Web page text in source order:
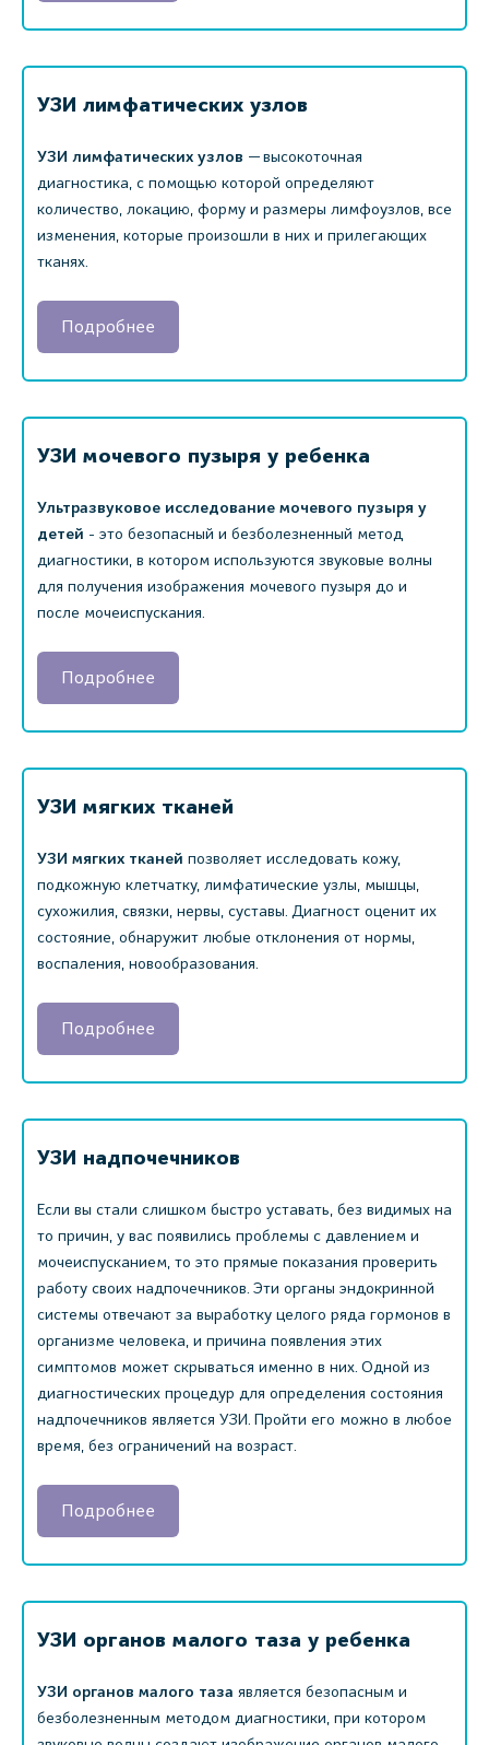
УЗИ лимфатических узлов
УЗИ лимфатических узлов — высокоточная
диагностика, с помощью которой определяют
количество, локацию, форму и размеры лимфоузлов, все
изменения, которые произошли в них и прилегающих
тканях.
Подробнее
УЗИ мочевого пузыря у ребенка
Ультразвуковое исследование мочевого пузыря у
детей - это безопасный и безболезненный метод
диагностики, в котором используются звуковые волны
для получения изображения мочевого пузыря до и
после мочеиспускания.
Подробнее
УЗИ мягких тканей
УЗИ мягких тканей позволяет исследовать кожу,
подкожную клетчатку, лимфатические узлы, мышцы,
сухожилия, связки, нервы, суставы. Диагност оценит их
состояние, обнаружит любые отклонения от нормы,
воспаления, новообразования.
Подробнее
УЗИ надпочечников
Если вы стали слишком быстро уставать, без видимых на
то причин, у вас появились проблемы с давлением и
мочеиспусканием, то это прямые показания проверить
работу своих надпочечников. Эти органы эндокринной
системы отвечают за выработку целого ряда гормонов в
организме человека, и причина появления этих
симптомов может скрываться именно в них. Одной из
диагностических процедур для определения состояния
надпочечников является УЗИ. Пройти его можно в любое
время, без ограничений на возраст.
Подробнее
УЗИ органов малого таза у ребенка
УЗИ органов малого таза является безопасным и
безболезненным методом диагностики, при котором